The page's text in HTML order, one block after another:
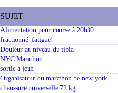
SUJET
Alimentation pour course à 20h30
fractionné=fatigue!
Douleur au niveau du tibia
NYC Marathon
sortie a jeun
Organisateur du marathon de new york
chaussure universelle 72 kg